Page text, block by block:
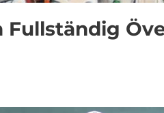
Fullständig